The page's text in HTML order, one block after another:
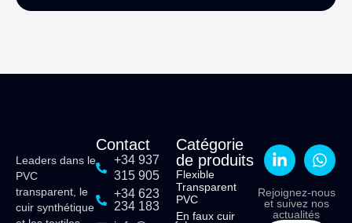
Leaders dans le
PVC
transparent, le
cuir synthétique
Contact
+34 937
315 905
+34 623
234 183
Catégorie
de produits
Flexible
Transparent
PVC
En faux cuir
Rejoignez-nous
et suivez nos
actualités